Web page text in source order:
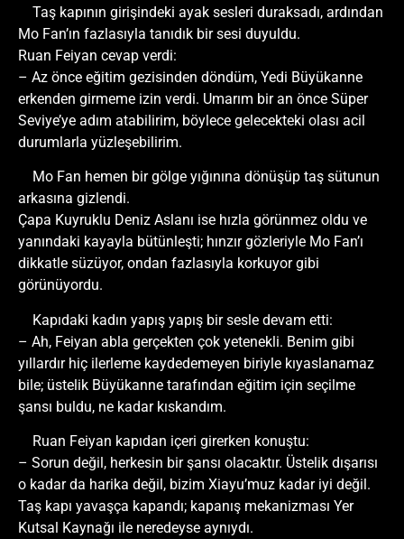
Taş kapının girişindeki ayak sesleri duraksadı, ardından
Mo Fan’ın fazlasıyla tanıdık bir sesi duyuldu.
Ruan Feiyan cevap verdi:
– Az önce eğitim gezisinden döndüm, Yedi Büyükanne
erkenden girmeme izin verdi. Umarım bir an önce Süper
Seviye’ye adım atabilirim, böylece gelecekteki olası acil
durumlarla yüzleşebilirim.
Mo Fan hemen bir gölge yığınına dönüşüp taş sütunun
arkasına gizlendi.
Çapa Kuyruklu Deniz Aslanı ise hızla görünmez oldu ve
yanındaki kayayla bütünleşti; hınzır gözleriyle Mo Fan’ı
dikkatle süzüyor, ondan fazlasıyla korkuyor gibi
görünüyordu.
Kapıdaki kadın yapış yapış bir sesle devam etti:
– Ah, Feiyan abla gerçekten çok yetenekli. Benim gibi
yıllardır hiç ilerleme kaydedemeyen biriyle kıyaslanamaz
bile; üstelik Büyükanne tarafından eğitim için seçilme
şansı buldu, ne kadar kıskandım.
Ruan Feiyan kapıdan içeri girerken konuştu:
– Sorun değil, herkesin bir şansı olacaktır. Üstelik dışarısı
o kadar da harika değil, bizim Xiayu’muz kadar iyi değil.
Taş kapı yavaşça kapandı; kapanış mekanizması Yer
Kutsal Kaynağı ile neredeyse aynıydı.